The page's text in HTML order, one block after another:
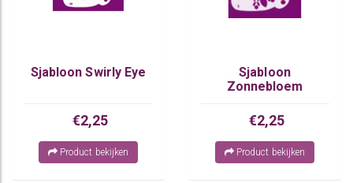
Sjabloon Swirly Eye
€2,25
Product bekijken
Sjabloon
Zonnebloem
€2,25
Product bekijken